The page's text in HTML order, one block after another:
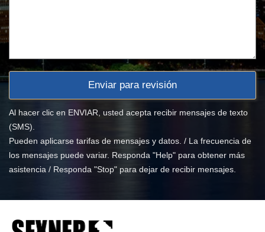
Al hacer clic en ENVIAR, usted acepta recibir mensajes de texto
(SMS).
Pueden aplicarse tarifas de mensajes y datos. / La frecuencia de
los mensajes puede variar. Responda "Help" para obtener más
asistencia / Responda "Stop" para dejar de recibir mensajes.